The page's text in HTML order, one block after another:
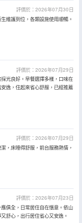
評價於：2026年07月30日
維護到位，各類設施使用順暢。
評價於：2026年07月29日
光良好。早餐選擇多樣，口味在
逸，住起來省心舒服，已經推薦
評價於：2026年07月29日
，床睡得舒服，前台服務熱情，
評價於：2026年07月23日
俱全，日常居住自在愜意。依山
舒心，出行居住省心又安逸。